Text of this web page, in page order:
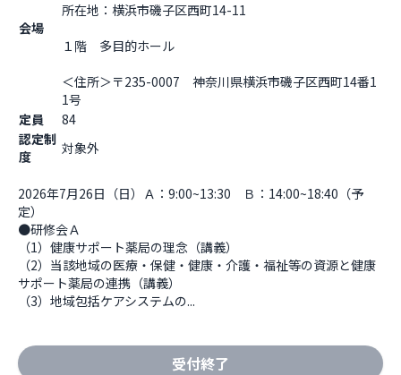
会場
所在地：横浜市磯子区西町14-11
１階　多目的ホール
＜住所＞〒235-0007　神奈川県横浜市磯子区西町14番1
1号
定員
84
認定制
度
対象外
2026年7月26日（日）Ａ：9:00~13:30　Ｂ：14:00~18:40（予
定）
●研修会Ａ
（1）健康サポート薬局の理念（講義）
（2）当該地域の医療・保健・健康・介護・福祉等の資源と健康
サポート薬局の連携（講義）
（3）地域包括ケアシステムの...
受付終了